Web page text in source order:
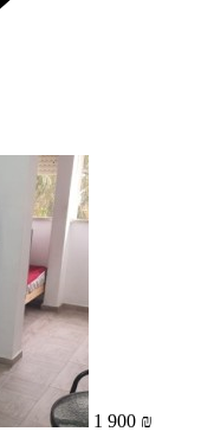
1 900 ₪